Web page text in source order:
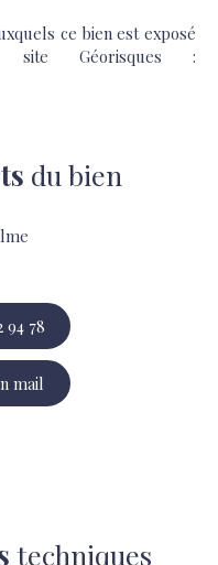
ce bien est exposé
Géorisques :
du bien
94 78
mail
techniques